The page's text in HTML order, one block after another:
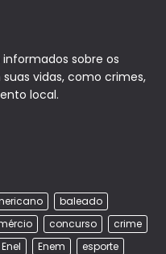
sobre os
vidas, como crimes,
local.
baleado
concurso
crime
Enel Enem
esporte